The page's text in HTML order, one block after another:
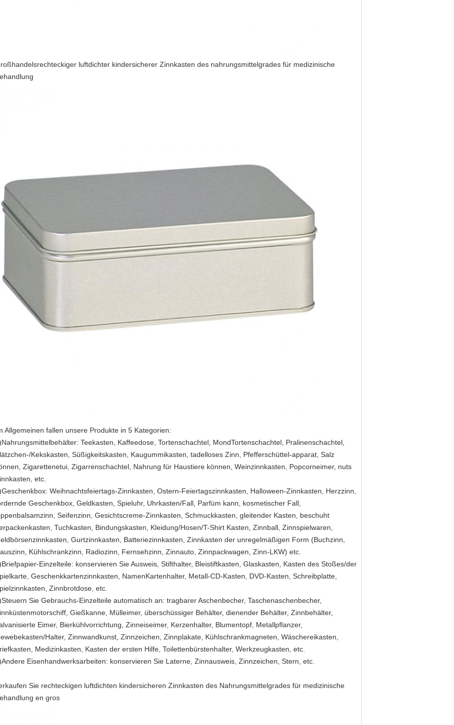
luftdichter kindersicherer Zinnkasten des nahrungsmittelgrades für medizinische
Allgemeinen fallen unsere Produkte in 5 Kategorien:
Teekasten, Kaffeedose, Tortenschachtel, MondTortenschachtel, Pralinenschachtel,
Kekskasten, Süßigkeitskasten, Kaugummikasten, tadelloses Zinn, Pfefferschüttel-apparat, Salz
Zigarettenetui, Zigarrenschachtel, Nahrung für Haustiere können, Weinzinnkasten, Popcorneimer, nuts
etc.
Weihnachtsfeiertags-Zinnkasten, Ostern-Feiertagszinnkasten, Halloween-Zinnkasten, Herzzinn,
Geschenkbox, Geldkasten, Spieluhr, Uhrkasten/Fall, Parfüm kann, kosmetischer Fall,
Seifenzinn, Gesichtscreme-Zinnkasten, Schmuckkasten, gleitender Kasten, beschuht
Tuchkasten, Bindungskasten, Kleidung/Hosen/T-Shirt Kasten, Zinnball, Zinnspielwaren,
Gurtzinnkasten, Batteriezinnkasten, Zinnkasten der unregelmäßigen Form (Buchzinn,
Kühlschrankzinn, Radiozinn, Fernsehzinn, Zinnauto, Zinnpackwagen, Zinn-LKW) etc.
Einzelteile: konservieren Sie Ausweis, Stifthalter, Bleistiftkasten, Glaskasten, Kasten des Stoßes/der
Geschenkkartenzinnkasten, NamenKartenhalter, Metall-CD-Kasten, DVD-Kasten, Schreibplatte,
Zinnbrotdose, etc.
Sie Gebrauchs-Einzelteile automatisch an: tragbarer Aschenbecher, Taschenaschenbecher,
Gießkanne, Mülleimer, überschüssiger Behälter, dienender Behälter, Zinnbehälter,
Eimer, Bierkühlvorrichtung, Zinneiseimer, Kerzenhalter, Blumentopf, Metallpflanzer,
Halter, Zinnwandkunst, Zinnzeichen, Zinnplakate, Kühlschrankmagneten, Wäschereikasten,
Medizinkasten, Kasten der ersten Hilfe, Toilettenbürstenhalter, Werkzeugkasten, etc.
Eisenhandwerksarbeiten: konservieren Sie Laterne, Zinnausweis, Zinnzeichen, Stern, etc.
Sie rechteckigen luftdichten kindersicheren Zinnkasten des Nahrungsmittelgrades für medizinische
en gros